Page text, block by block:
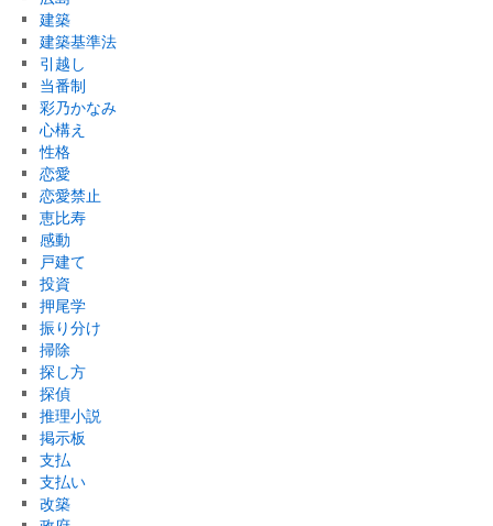
建築
建築基準法
引越し
当番制
彩乃かなみ
心構え
性格
恋愛
恋愛禁止
恵比寿
感動
戸建て
投資
押尾学
振り分け
掃除
探し方
探偵
推理小説
掲示板
支払
支払い
改築